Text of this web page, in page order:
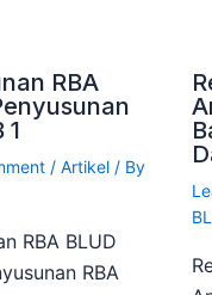
RBA
1
/Artikel / By
RBA BLUD
RBA